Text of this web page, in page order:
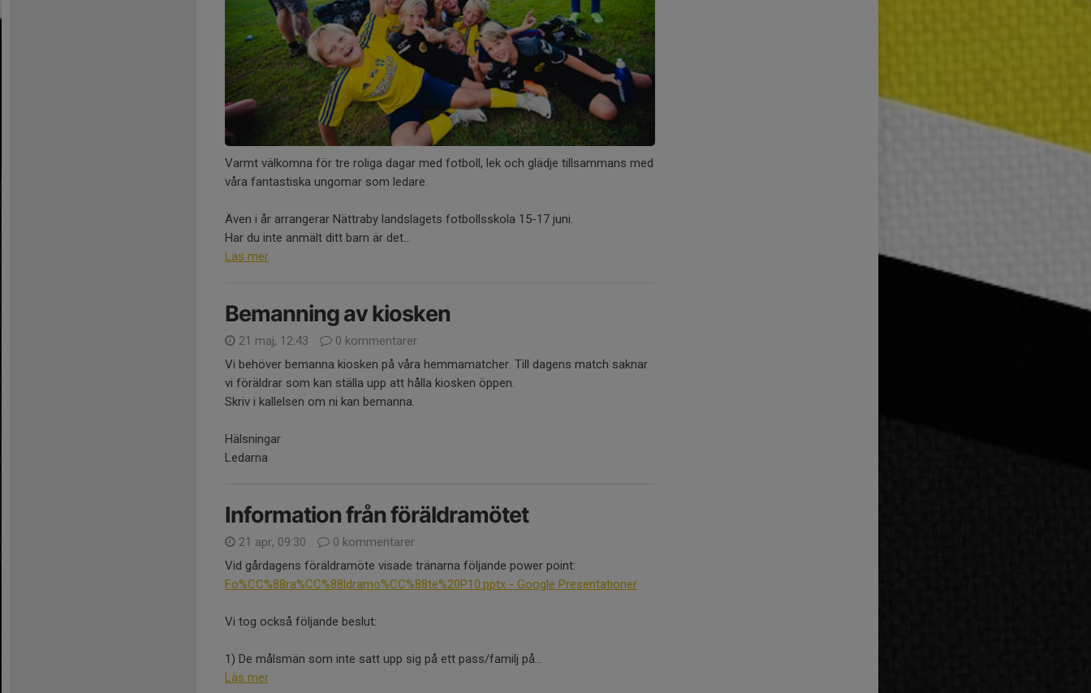
Varmt välkomna för tre roliga dagar med fotboll, lek och glädje tillsammans med
våra fantastiska ungomar som ledare.
Även i år arrangerar Nättraby landslagets fotbollsskola 15-17 juni.
Har du inte anmält ditt barn är det...
Läs mer
Bemanning av kiosken
21 maj, 12:43
0 kommentarer
Vi behöver bemanna kiosken på våra hemmamatcher. Till dagens match saknar
vi föräldrar som kan ställa upp att hålla kiosken öppen.
Skriv i kallelsen om ni kan bemanna.
Hälsningar
Ledarna
Information från föräldramötet
21 apr, 09:30
0 kommentarer
Vid gårdagens föräldramöte visade tränarna följande power point:
Fo%CC%88ra%CC%88ldramo%CC%88te%20P10.pptx - Google Presentationer
Vi tog också följande beslut:
1) De målsmän som inte satt upp sig på ett pass/familj på...
Läs mer